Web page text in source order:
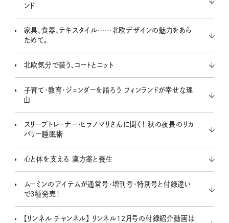
ンド
家具、食器、テキスタイル……北欧デザインの魅力をあら
ためて。
北欧気分で装う、コートとニット
子育て・教育・ジェンダーを語ろう フィンランドが幸せな理
由
スリープトレーナー・ヒラノマリさんに聞く！ 秋の夜長のリカ
バリー睡眠術
心と体を支える 漢方薬と養生
ムーミンのアイテムが通常号・増刊号・特別号と付録違い
で3種発売！
【リンネル チャンネル】 リンネル12月号の付録紹介動画は